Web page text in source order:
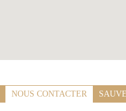
NOUS CONTACTER